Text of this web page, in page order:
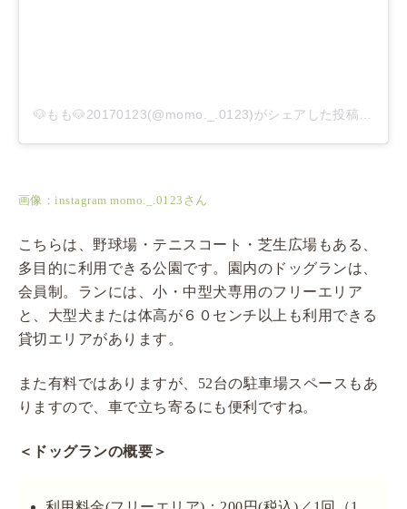
🐶もも🐶20170123(@momo._.0123)がシェアした投稿
–
画像：instagram momo._.0123さん
こちらは、野球場・テニスコート・芝生広場もある、
多目的に利用できる公園です。園内のドッグランは、
会員制。ランには、小・中型犬専用のフリーエリア
と、大型犬または体高が６０センチ以上も利用できる
貸切エリアがあります。
また有料ではありますが、52台の駐車場スペースもあ
りますので、車で立ち寄るにも便利ですね。
＜ドッグランの概要＞